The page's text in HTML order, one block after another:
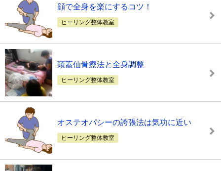
顔で全身を楽にするコツ！
ヒーリング整体教室
頭蓋仙骨療法と全身調整
ヒーリング整体教室
オステオパシーの誇張法は気功に近い
ヒーリング整体教室